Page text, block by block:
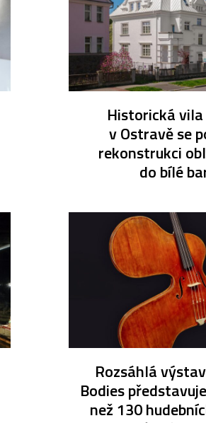
Historická
v Ostravě se
rekonstrukci
do bílé
Rozsáhlá
Bodies
než 130